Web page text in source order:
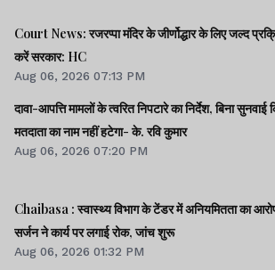
Court News: रजरप्पा मंदिर के जीर्णोद्धार के लिए जल्द
करें सरकार: HC
Aug 06, 2026 07:13 PM
दावा-आपत्ति मामलों के त्वरित निपटारे का निर्देश, बिना सुनवाई
मतदाता का नाम नहीं हटेगा- के. रवि कुमार
Aug 06, 2026 07:20 PM
Chaibasa : स्वास्थ्य विभाग के टेंडर में अनियमितता का
सर्जन ने कार्य पर लगाई रोक, जांच शुरू
Aug 06, 2026 01:32 PM